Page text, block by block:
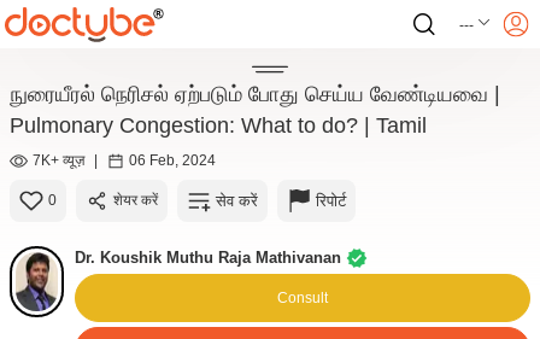
---
நுரையீரல் நெரிசல் ஏற்படும் போது செய்ய வேண்டியவை |
Pulmonary Congestion: What to do? | Tamil
7K+ व्यूज़ | 06 Feb, 2024
0 शेयर करें सेव करें रिपोर्ट
Dr. Koushik Muthu Raja Mathivanan
Consult